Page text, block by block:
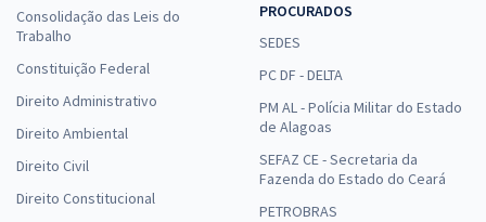
Consolidação das Leis do
Trabalho
Constituição Federal
Direito Administrativo
Direito Ambiental
Direito Civil
Direito Constitucional
PROCURADOS
SEDES
PC DF - DELTA
PM AL - Polícia Militar do Estado
de Alagoas
SEFAZ CE - Secretaria da
Fazenda do Estado do Ceará
PETROBRAS